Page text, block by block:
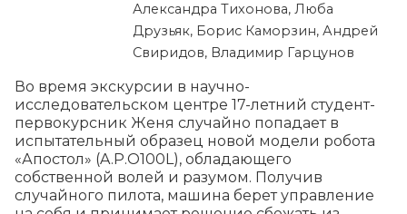
Александра Тихонова, Люба
Друзьяк, Борис Каморзин, Андрей
Свиридов, Владимир Гарцунов
Во время экскурсии в научно-
исследовательском центре 17-летний студент-
первокурсник Женя случайно попадает в
испытательный образец новой модели робота
«Апостол» (A.P.O100L), обладающего
собственной волей и разумом. Получив
случайного пилота, машина берет управление